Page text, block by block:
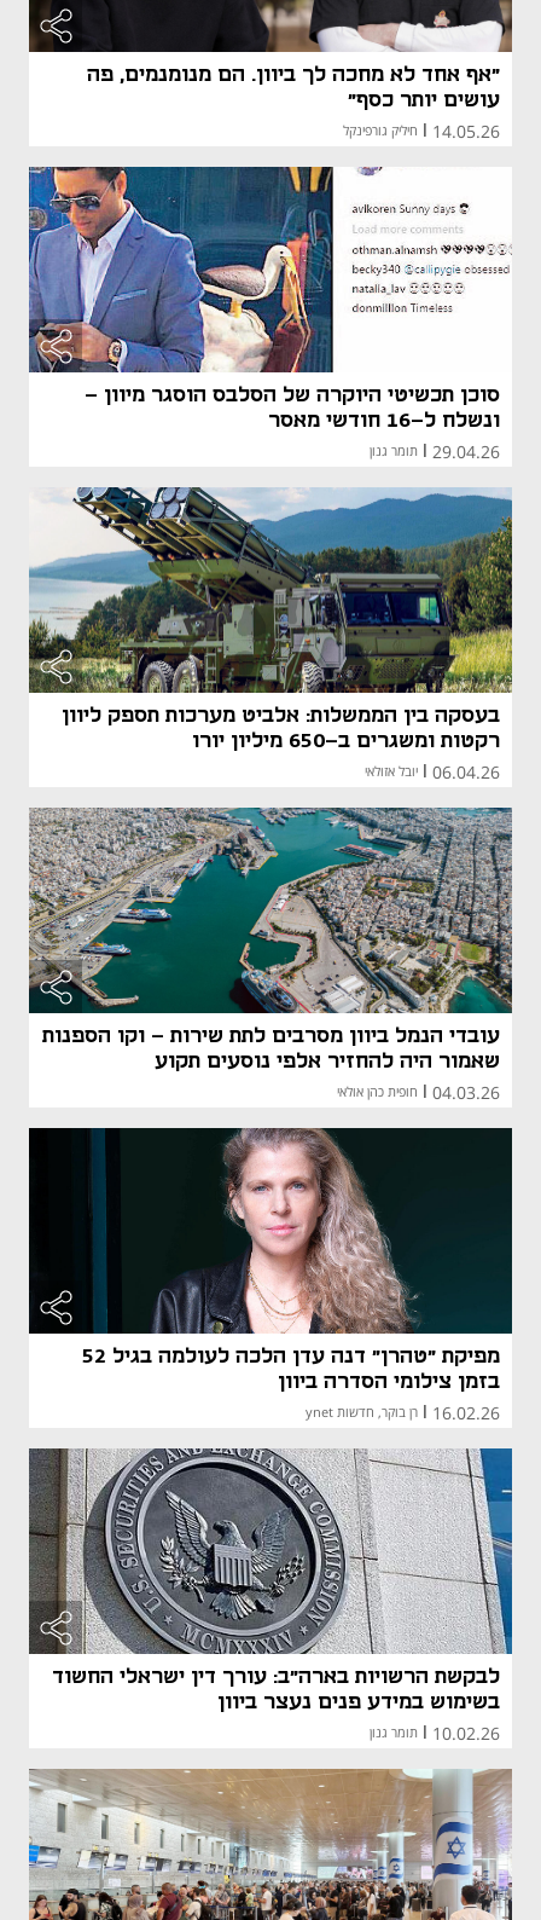
"אף אחד לא מחכה לך ביוון. הם מנומנמים, פה
עושים יותר כסף"
14.05.26 חיליק גורפינקל
סוכן תכשיטי היוקרה של הסלבס הוסגר מיוון –
ונשלח ל-16 חודשי מאסר
29.04.26 תומר גנון
בעסקה בין הממשלות: אלביט מערכות תספק ליוון
רקטות ומשגרים ב-650 מיליון יורו
06.04.26 יובל אזולאי
עובדי הנמל ביוון מסרבים לתת שירות - וקו הספנות
שאמור היה להחזיר אלפי נוסעים תקוע
04.03.26 חופית כהן אולאי
מפיקת "טהרן" דנה עדן הלכה לעולמה בגיל 52
בזמן צילומי הסדרה ביוון
16.02.26 רן בוקר, חדשות ynet
לבקשת הרשויות בארה"ב: עורך דין ישראלי החשוד
בשימוש במידע פנים נעצר ביוון
10.02.26
| תומר גנון